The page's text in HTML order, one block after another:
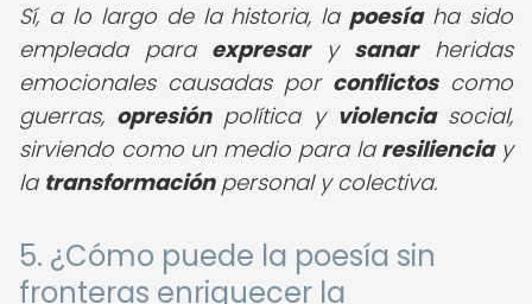
Sí, a lo largo de la historia, la poesíaha sido
empleada para expresary sanarheridas
emocionales causadas por conflictoscomo
guerras, opresiónpolítica y violenciasocial,
sirviendo como un medio para la resilienciay
la transformaciónpersonal y colectiva.
5. ¿Cómo puede la poesía sin
fronteras enriquecer la